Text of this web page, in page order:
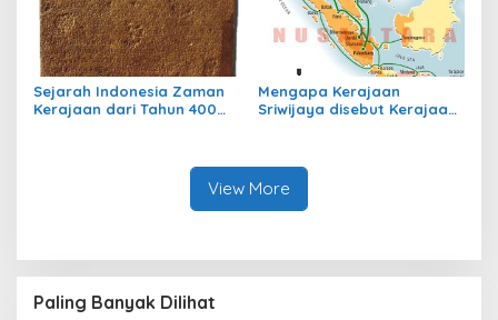
Sejarah Indonesia Zaman
Kerajaan dari Tahun 400
Mengapa Kerajaan
Sriwijaya disebut Kerajaan
View More
Paling Banyak Dilihat